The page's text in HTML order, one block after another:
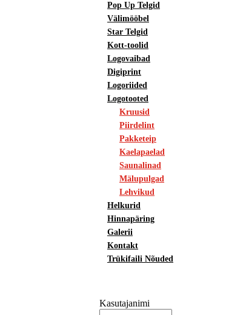
Pop Up Telgid
Välimööbel
Star Telgid
Kott-toolid
Logovaibad
Digiprint
Logoriided
Logotooted
Kruusid
Piirdelint
Pakketeip
Kaelapaelad
Saunalinad
Mälupulgad
Lehvikud
Helkurid
Hinnapäring
Galerii
Kontakt
Trükifaili Nõuded
Kasutajanimi